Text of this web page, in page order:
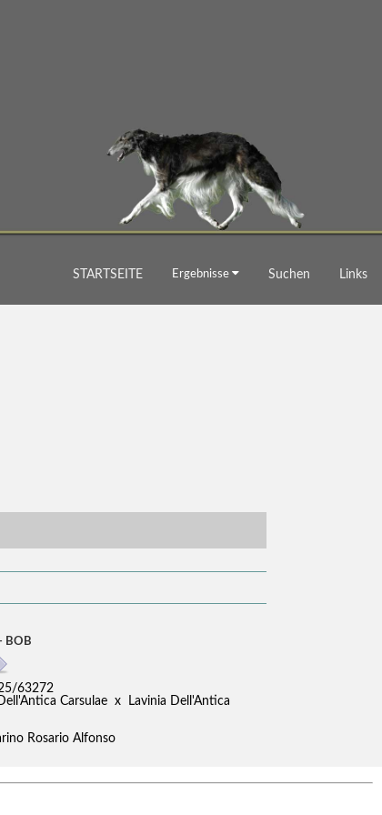
STARTSEITE Ergebnisse Suchen Links
BOB
63272
Carsulae x Lavinia Dell'Antica
Rosario Alfonso